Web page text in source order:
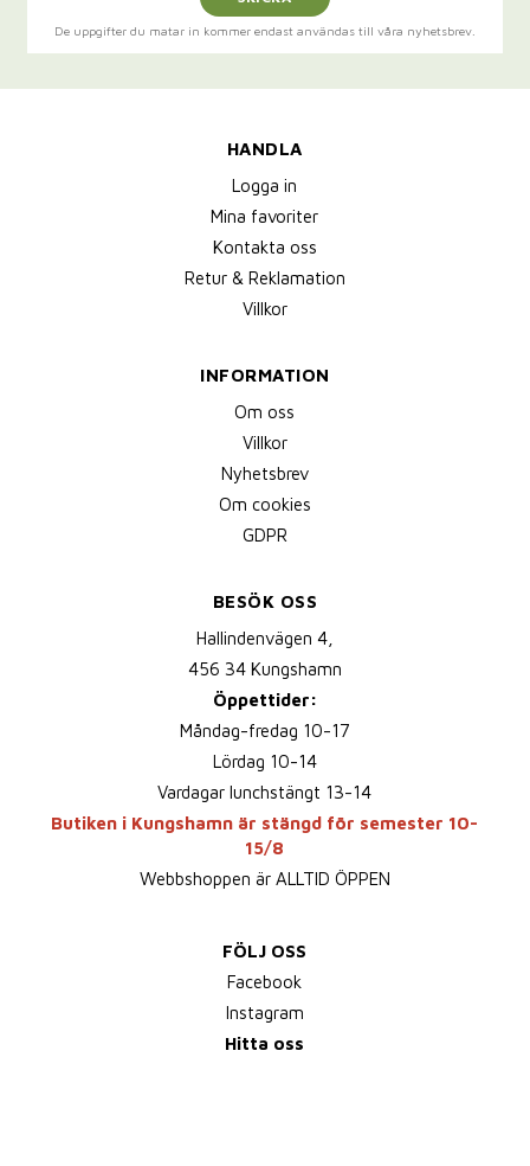
De uppgifter du matar in kommer endast användas till våra nyhetsbrev.
HANDLA
Logga in
Mina favoriter
Kontakta oss
Retur & Reklamation
Villkor
INFORMATION
Om oss
Villkor
Nyhetsbrev
Om cookies
GDPR
BESÖK OSS
Hallindenvägen 4,
456 34 Kungshamn
Öppettider:
Måndag-fredag 10-17
Lördag 10-14
Vardagar lunchstängt 13-14
Butiken i Kungshamn är stängd för semester 10-
15/8
Webbshoppen är ALLTID ÖPPEN
FÖLJ OSS
Facebook
Instagram
Hitta oss